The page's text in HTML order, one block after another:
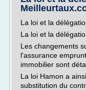
La loi et la
La loi et la
Les changements
l'assurance
immobilier sont
La loi Hamon a
substitution du